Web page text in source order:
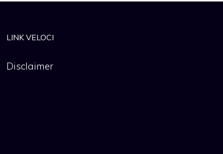
LINK VELOCI
Disclaimer